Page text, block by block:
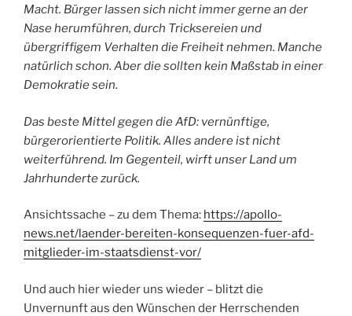
Macht. Bürger lassen sich nicht immer gerne an der
Nase herumführen, durch Tricksereien und
übergriffigem Verhalten die Freiheit nehmen. Manche
natürlich schon. Aber die sollten kein Maßstab in einer
Demokratie sein.
Das beste Mittel gegen die AfD: vernünftige,
bürgerorientierte Politik. Alles andere ist nicht
weiterführend. Im Gegenteil, wirft unser Land um
Jahrhunderte zurück.
Ansichtssache – zu dem Thema: https://apollo-
news.net/laender-bereiten-konsequenzen-fuer-afd-
mitglieder-im-staatsdienst-vor/
Und auch hier wieder uns wieder – blitzt die
Unvernunft aus den Wünschen der Herrschenden